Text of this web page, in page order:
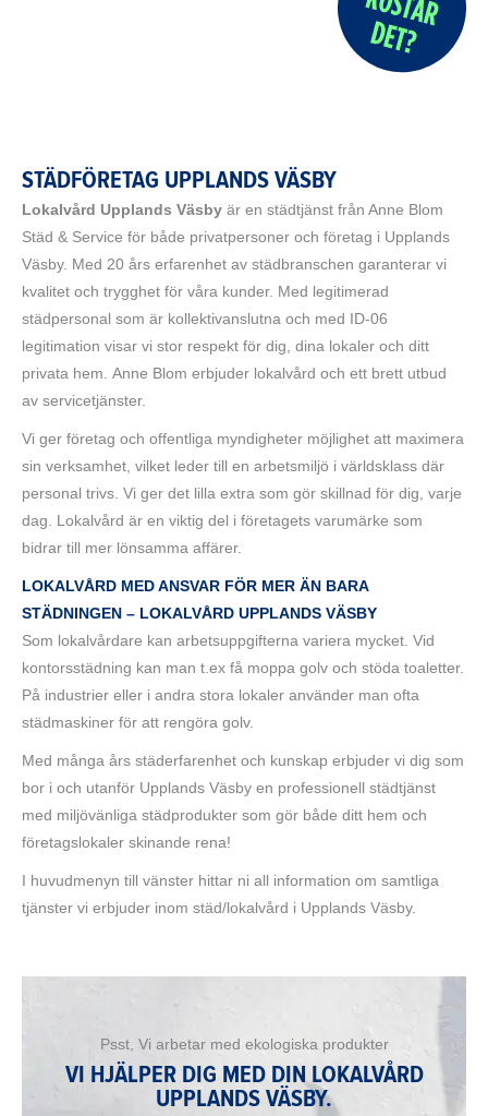
STÄDFÖRETAG UPPLANDS VÄSBY
Lokalvård Upplands Väsby är en städtjänst från Anne Blom
Städ & Service för både privatpersoner och företag i Upplands
Väsby. Med 20 års erfarenhet av städbranschen garanterar vi
kvalitet och trygghet för våra kunder. Med legitimerad
städpersonal som är kollektivanslutna och med ID-06
legitimation visar vi stor respekt för dig, dina lokaler och ditt
privata hem. Anne Blom erbjuder lokalvård och ett brett utbud
av servicetjänster.
Vi ger företag och offentliga myndigheter möjlighet att maximera
sin verksamhet, vilket leder till en arbetsmiljö i världsklass där
personal trivs. Vi ger det lilla extra som gör skillnad för dig, varje
dag. Lokalvård är en viktig del i företagets varumärke som
bidrar till mer lönsamma affärer.
LOKALVÅRD MED ANSVAR FÖR MER ÄN BARA
STÄDNINGEN – LOKALVÅRD UPPLANDS VÄSBY
Som lokalvårdare kan arbetsuppgifterna variera mycket. Vid
kontorsstädning kan man t.ex få moppa golv och stöda toaletter.
På industrier eller i andra stora lokaler använder man ofta
städmaskiner för att rengöra golv.
Med många års städerfarenhet och kunskap erbjuder vi dig som
bor i och utanför Upplands Väsby en professionell städtjänst
med miljövänliga städprodukter som gör både ditt hem och
företagslokaler skinande rena!
I huvudmenyn till vänster hittar ni all information om samtliga
tjänster vi erbjuder inom städ/lokalvård i Upplands Väsby.
Psst, Vi arbetar med ekologiska produkter
VI HJÄLPER DIG MED DIN LOKALVÅRD
UPPLANDS VÄSBY.